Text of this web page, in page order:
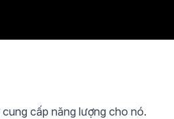
cấp năng lượng cho nó.